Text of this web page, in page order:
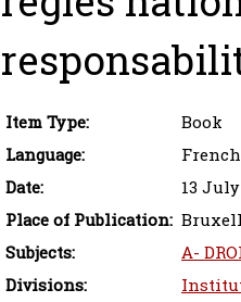
Item Type:
Book
Language:
French
Date:
13 July
Place of Publication:
Subjects:
A-
Divisions: